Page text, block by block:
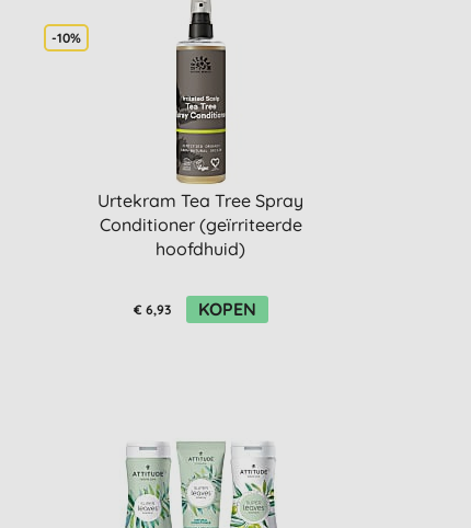
-10%
Urtekram Tea Tree Spray
Conditioner (geïrriteerde
hoofdhuid)
€ 6,93 KOPEN